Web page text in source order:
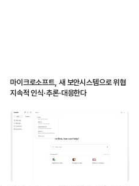
마이크로소프트, 새 보안시스템으로 위협
지속적 인식·추론·대응한다